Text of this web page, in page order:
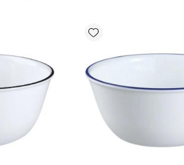
Add wishlist